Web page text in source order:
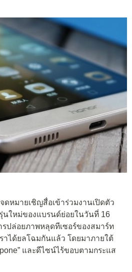
ดหมายเชิญสื่อเข้าร่วมงานเปิดตัว
นใหม่ของแบรนด์ย่อยในวันที่ 16
ปล่อยภาพหลุดทีเซอร์ของสมาร์ท
าได้ยลโฉมกันแล้ว โดยมาภายใต้
และดีไซน์ไร้ขอบตามกระแส